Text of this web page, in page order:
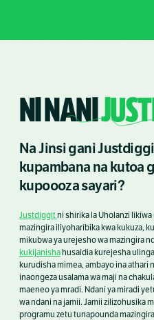
NI NANI
Na Jinsi gani
kupambana na kutoa
kupoooza sayari?
Justdiggitni shirika la Uholanzi
mazingira iliyoharibika kwa kukuza,
mikubwa ya urejesho wa mazingira
kukijanisha husaidia kurejesha
kurudisha mimea, ambayo ina athari
inaongeza usalama wa maji na
maeneo ya mradi. Ndani ya miradi
wa ndani na jamii. Jamii zilizohusika
programu zetu tunapounda